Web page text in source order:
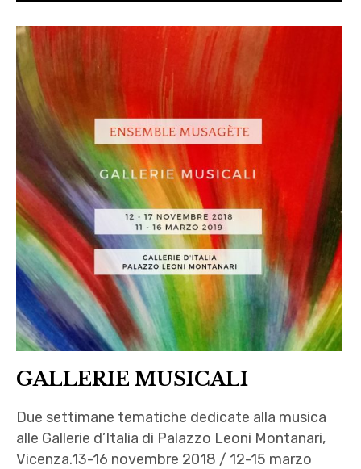
GALLERIE MUSICALI
Due settimane tematiche dedicate alla musica
alle Gallerie d’Italia di Palazzo Leoni Montanari,
Vicenza.13-16 novembre 2018 / 12-15 marzo